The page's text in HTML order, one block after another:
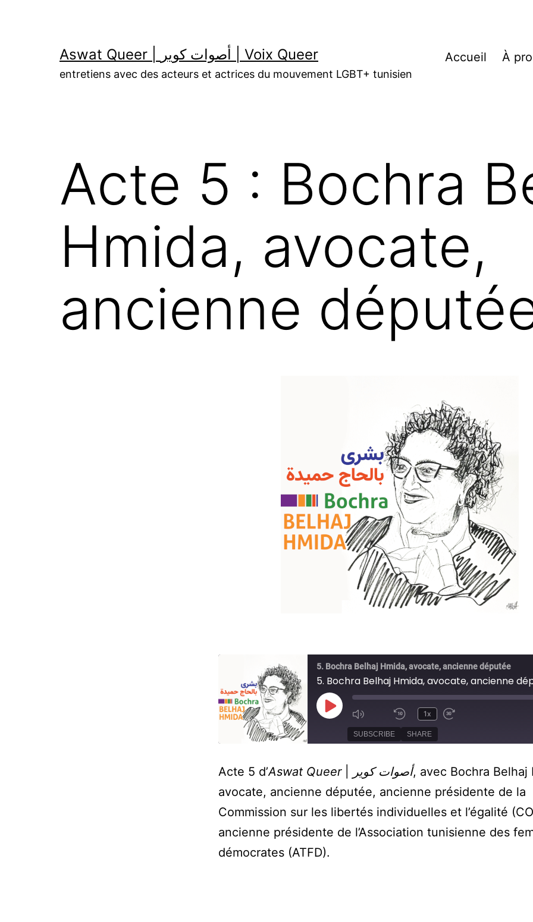
Aswat Queer | أصوات كوير | Voix Queer
entretiens avec des acteurs et actrices du mouvement LGBT+ tunisien
Accueil À
Acte 5 : Bochra
Hmida, avocate,
ancienne
5. Bochra Belhaj Hmida, avocate, ancienne députée
5. Bochra Belhaj Hmida, avocate, ancienne
Play
Episode
Mute/Unmute
Episode
Rewind
10
1x
Forward
seconds
SUBSCRIBE SHARE
SHARE
LINK
EMBED
Acte 5 d’Aswat Queer أصوات كوير, avec Bochra Belhaj
avocate, ancienne députée, ancienne présidente de la
Commission sur les libertés individuelles et l’égalité
ancienne présidente de l’Association tunisienne des
démocrates (ATFD).